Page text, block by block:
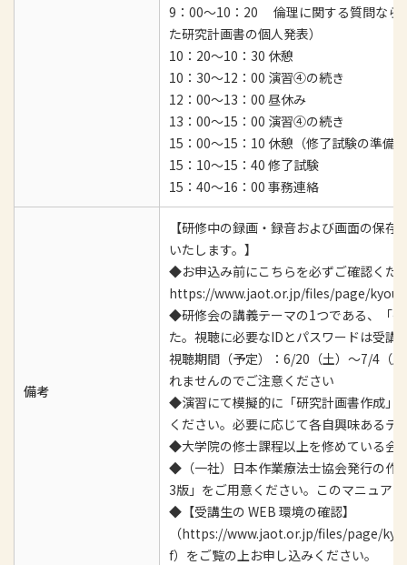
9：00～10：20 倫理に関する質問なら
た研究計画書の個人発表）
10：20～10：30 休憩
10：30～12：00 演習④の続き
12：00～13：00 昼休み
13：00～15：00 演習④の続き
15：00～15：10 休憩（修了試験の準備
15：10～15：40 修了試験
15：40～16：00 事務連絡
備考
【研修中の録画・録音および画面の保
いたします。】
◆お申込み前にこちらを必ずご確認くだ
https://www.jaot.or.jp/files/page/
◆研修会の講義テーマの1つである、「
た。視聴に必要なIDとパスワードは受講
視聴期間（予定）：6/20（土）～7/4（
れませんのでご注意ください
◆演習にて模擬的に「研究計画書作成」
ください。必要に応じて各自興味ある
◆大学院の修士課程以上を修めている会
◆（一社）日本作業療法士協会発行の作
3版」をご用意ください。このマニュア
◆【受講生の WEB 環境の確認】
（https://www.jaot.or.jp/files/page/
f）をご覧の上お申し込みください。